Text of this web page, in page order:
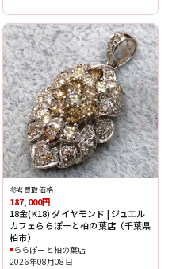
参考買取価格
187,000円
18金(K18) ダイヤモンド | ジュエル
カフェららぽーと柏の葉店（千葉県
柏市）
ららぽーと柏の葉店
2026年08月08日